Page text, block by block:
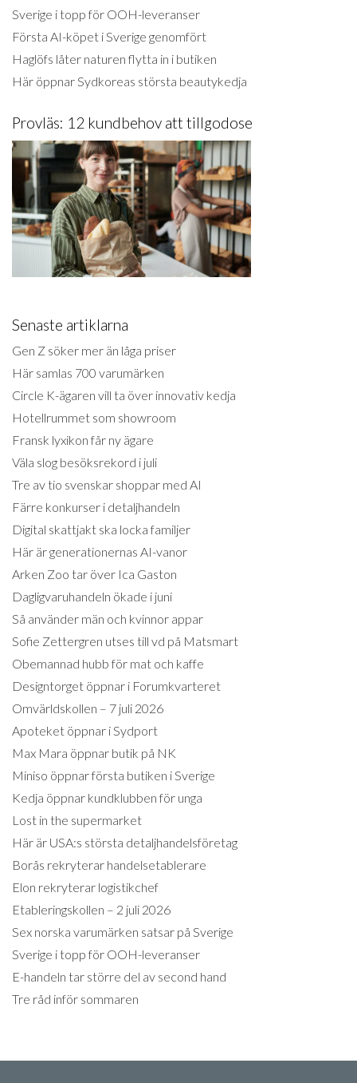
Sverige i topp för OOH-leveranser
Första AI-köpet i Sverige genomfört
Haglöfs låter naturen flytta in i butiken
Här öppnar Sydkoreas största beautykedja
Provläs: 12 kundbehov att tillgodose
Senaste artiklarna
Gen Z söker mer än låga priser
Här samlas 700 varumärken
Circle K-ägaren vill ta över innovativ kedja
Hotellrummet som showroom
Fransk lyxikon får ny ägare
Väla slog besöksrekord i juli
Tre av tio svenskar shoppar med AI
Färre konkurser i detaljhandeln
Digital skattjakt ska locka familjer
Här är generationernas AI-vanor
Arken Zoo tar över Ica Gaston
Dagligvaruhandeln ökade i juni
Så använder män och kvinnor appar
Sofie Zettergren utses till vd på Matsmart
Obemannad hubb för mat och kaffe
Designtorget öppnar i Forumkvarteret
Omvärldskollen – 7 juli 2026
Apoteket öppnar i Sydport
Max Mara öppnar butik på NK
Miniso öppnar första butiken i Sverige
Kedja öppnar kundklubben för unga
Lost in the supermarket
Här är USA:s största detaljhandelsföretag
Borås rekryterar handelsetablerare
Elon rekryterar logistikchef
Etableringskollen – 2 juli 2026
Sex norska varumärken satsar på Sverige
Sverige i topp för OOH-leveranser
E-handeln tar större del av second hand
Tre råd inför sommaren